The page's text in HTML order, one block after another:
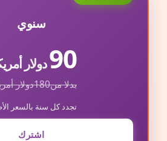
سنوي
90دولار
بدلا من180دولار
تجدد كل سنة بالسعر
اشترك